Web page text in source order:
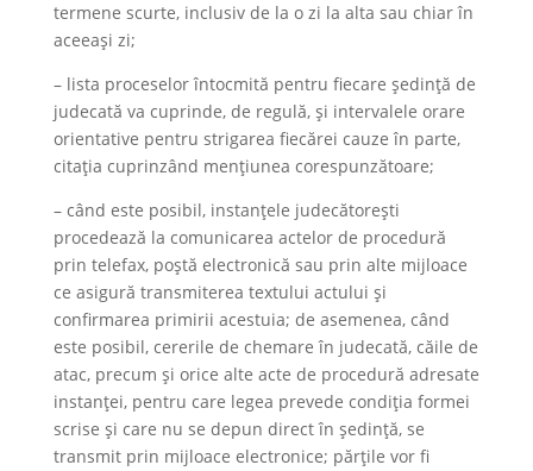
termene scurte, inclusiv de la o zi la alta sau chiar în
aceeași zi;
– lista proceselor întocmită pentru fiecare ședință de
judecată va cuprinde, de regulă, și intervalele orare
orientative pentru strigarea fiecărei cauze în parte,
citația cuprinzând mențiunea corespunzătoare;
– când este posibil, instanțele judecătorești
procedează la comunicarea actelor de procedură
prin telefax, poștă electronică sau prin alte mijloace
ce asigură transmiterea textului actului și
confirmarea primirii acestuia; de asemenea, când
este posibil, cererile de chemare în judecată, căile de
atac, precum și orice alte acte de procedură adresate
instanței, pentru care legea prevede condiția formei
scrise și care nu se depun direct în ședință, se
transmit prin mijloace electronice; părțile vor fi